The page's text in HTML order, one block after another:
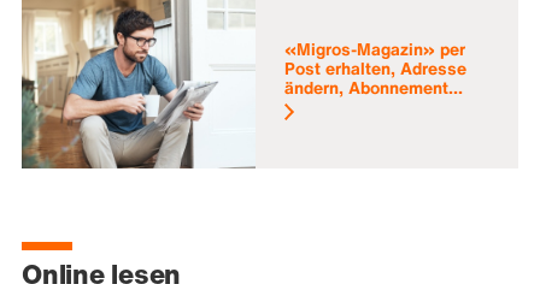
«Migros-Magazin» per
Post erhalten, Adresse
ändern, Abonnement...
Online lesen